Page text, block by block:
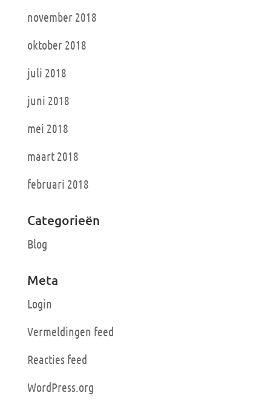
november 2018
oktober 2018
juli 2018
juni 2018
mei 2018
maart 2018
februari 2018
Categorieën
Blog
Meta
Login
Vermeldingen feed
Reacties feed
WordPress.org